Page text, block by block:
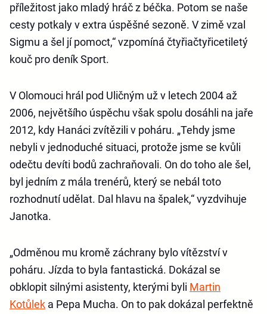
příležitost jako mladý hráč z béčka. Potom se naše
cesty potkaly v extra úspěšné sezoně. V zimě vzal
Sigmu a šel jí pomoct,“ vzpomíná čtyřiačtyřicetiletý
kouč pro deník Sport.
V Olomouci hrál pod Uličným už v letech 2004 až
2006, největšího úspěchu však spolu dosáhli na jaře
2012, kdy Hanáci zvítězili v poháru. „Tehdy jsme
nebyli v jednoduché situaci, protože jsme se kvůli
odečtu devíti bodů zachraňovali. On do toho ale šel,
byl jedním z mála trenérů, který se nebál toto
rozhodnutí udělat. Dal hlavu na špalek,“ vyzdvihuje
Janotka.
„Odměnou mu kromě záchrany bylo vítězství v
poháru. Jízda to byla fantastická. Dokázal se
obklopit silnými asistenty, kterými byli Martin
Kotůlek a Pepa Mucha. On to pak dokázal perfektně